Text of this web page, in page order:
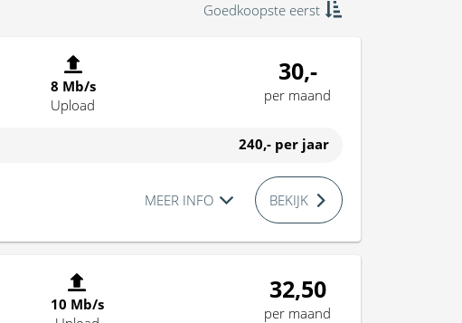
Goedkoopste eerst
8 Mb/s
Upload
30,-
per maand
240,- per jaar
MEER INFO BEKIJK
10 Mb/s
32,50
per maand